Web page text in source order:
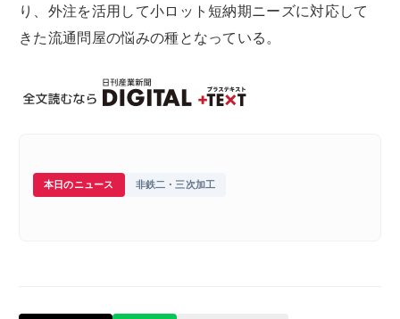
り、外注を活用して小ロット短納期ニーズに対応して
きた流通問屋の悩みの種となっている。
本日のニュース 非鉄二・三次加工